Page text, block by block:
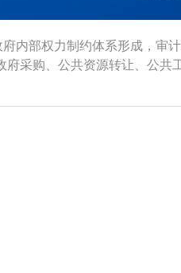
府内部权力制约体系形成，审
采购、公共资源转让、公共